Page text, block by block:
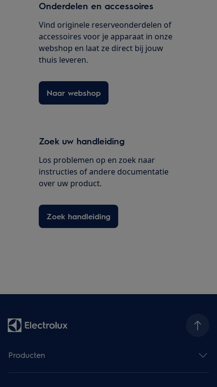
Onderdelen en accessoires
Vind originele reserveonderdelen of
accessoires voor je apparaat in onze
webshop en laat ze direct bij jouw
thuis leveren.
Naar webshop
Zoek uw handleiding
Los problemen op en zoek naar
instructies of andere documentatie
over uw product.
Zoek handleiding
Producten